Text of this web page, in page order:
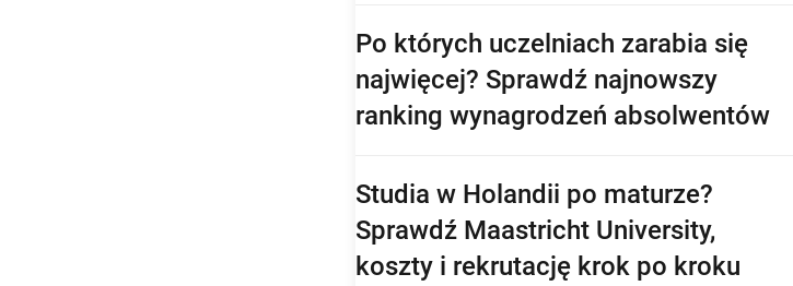
Po których uczelniach zarabia się
najwięcej? Sprawdź najnowszy
ranking wynagrodzeń absolwentów
Studia w Holandii po maturze?
Sprawdź Maastricht University,
koszty i rekrutację krok po kroku